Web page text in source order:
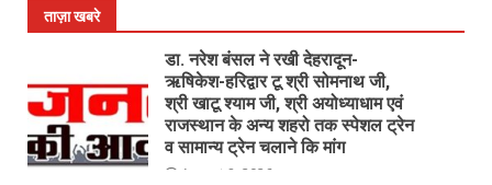
ताज़ा खबरे
डा. नरेश बंसल ने रखी देहरादून-
ऋषिकेश-हरिद्वार टू श्री सोमनाथ जी,
श्री खाटू श्याम जी, श्री अयोध्याधाम एवं
राजस्थान के अन्य शहरो तक स्पेशल ट्रेन
व सामान्य ट्रेन चलाने कि मांग
August 8, 2026